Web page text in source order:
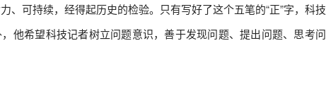
、可持续，经得起历史的检验。只有写好了这个五笔的“正”字，科技
他希望科技记者树立问题意识，善于发现问题、提出问题、思考问